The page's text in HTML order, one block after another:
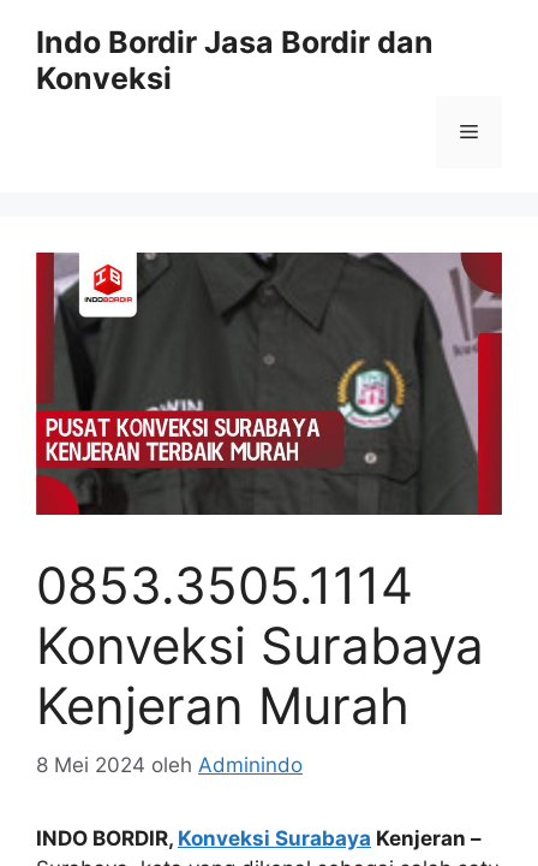
Indo Bordir Jasa Bordir dan
Konveksi
Menu
0853.3505.1114
Konveksi Surabaya
Kenjeran Murah
8 Mei 2024 oleh Adminindo
INDO BORDIR, Konveksi Surabaya Kenjeran –